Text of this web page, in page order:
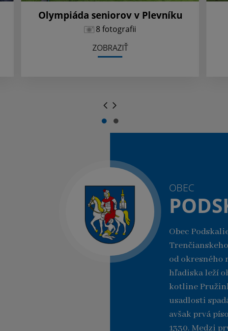
Olympiáda seniorov v Plevníku
8 fotografii
ZOBRAZIŤ
OBEC
Obec
od okresného
hľadiska leží
kotline
usadlosti
avšak prvá
1330. Medzi